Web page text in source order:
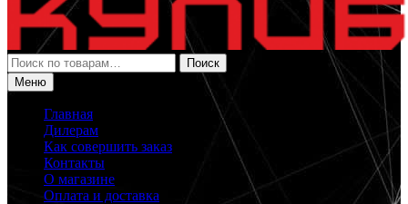
Искать:
Поиск
Меню
Главная
Дилерам
Как совершить заказ
Контакты
О магазине
Оплата и доставка